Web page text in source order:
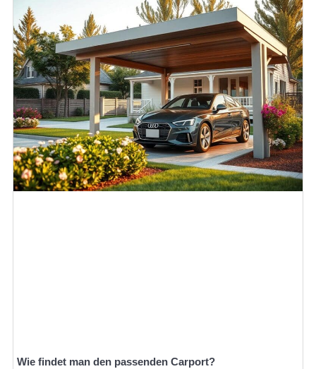
Wie findet man den passenden Carport?